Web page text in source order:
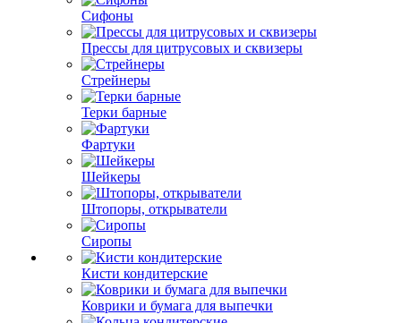
Сифоны
Прессы для цитрусовых и сквизеры
Стрейнеры
Терки барные
Фартуки
Шейкеры
Штопоры, открыватели
Сиропы
Кисти кондитерские
Коврики и бумага для выпечки